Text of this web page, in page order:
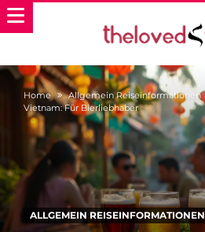
Home Allgemein Reiseinformationen
Vietnam: Für Bierliebhaber
ALLGEMEIN REISEINFORMATIONEN